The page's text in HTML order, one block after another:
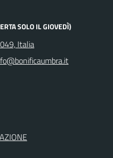
SOLO IL GIOVEDÌ)
Italia